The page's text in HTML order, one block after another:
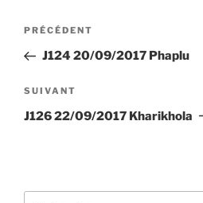
Navigation
l’article
Article
précédent
PRÉCÉDENT
J124 20/09/2017 Phaplu
Article
suivant
SUIVANT
J126 22/09/2017 Kharikhola